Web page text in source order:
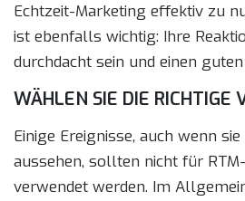
Echtzeit-Marketing effektiv zu
ist ebenfalls wichtig: Ihre
durchdacht sein und einen
WÄHLEN SIE DIE RICHTIGE
Einige Ereignisse, auch wenn
aussehen, sollten nicht für
verwendet werden. Im